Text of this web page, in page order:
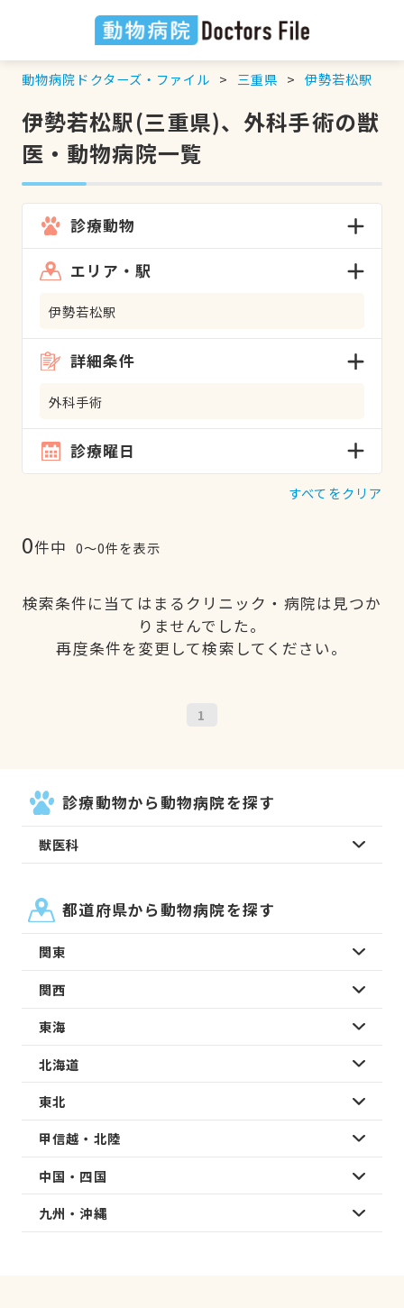
動物病院ドクターズ・ファイル 三重県 伊勢若松駅
伊勢若松駅(三重県)、外科手術の獣
医・動物病院一覧
診療動物
エリア・駅
伊勢若松駅
詳細条件
外科手術
診療曜日
すべてをクリア
0件中 0〜0件を表示
検索条件に当てはまるクリニック・病院は見つか
りませんでした。
再度条件を変更して検索してください。
1
診療動物から動物病院を探す
獣医科
都道府県から動物病院を探す
関東
関西
東海
北海道
東北
甲信越・北陸
中国・四国
九州・沖縄